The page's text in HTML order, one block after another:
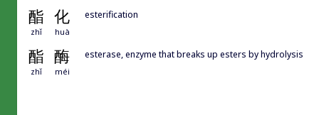
酯 化
zhǐ huà
esterification
酯 酶
zhǐ méi
esterase, enzyme that breaks up esters by hydrolysis